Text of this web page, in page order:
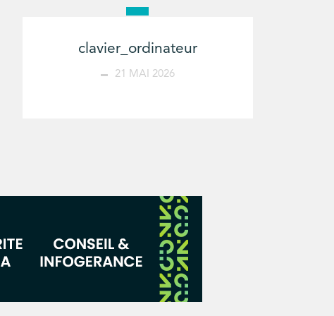
clavier_ordinateur
21 MAI 2026